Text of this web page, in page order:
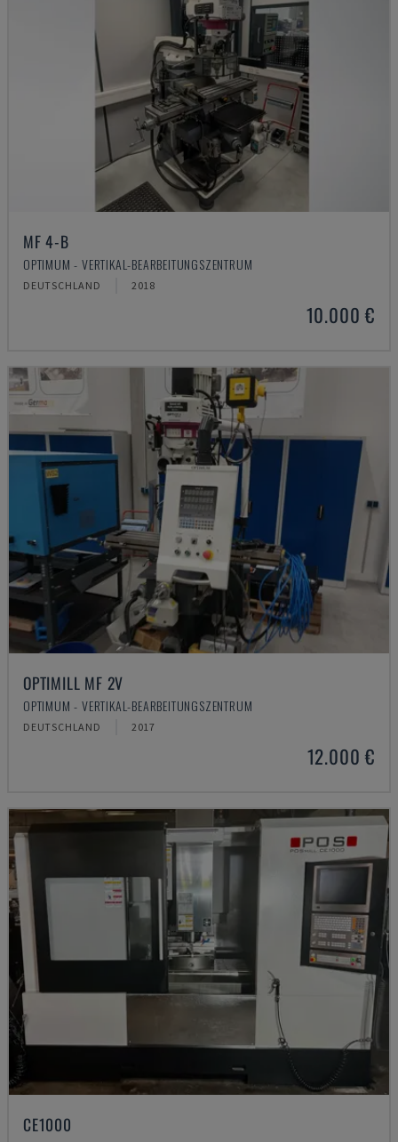
MF 4-B
OPTIMUM - VERTIKAL-BEARBEITUNGSZENTRUM
DEUTSCHLAND 2018
10.000 €
OPTIMILL MF 2V
OPTIMUM - VERTIKAL-BEARBEITUNGSZENTRUM
DEUTSCHLAND 2017
12.000 €
CE1000